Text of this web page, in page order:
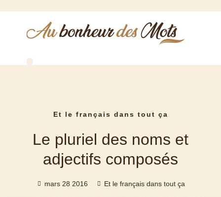
Et le français dans tout ça
Le pluriel des noms et
adjectifs composés
mars 28 2016 Et le français dans tout ça